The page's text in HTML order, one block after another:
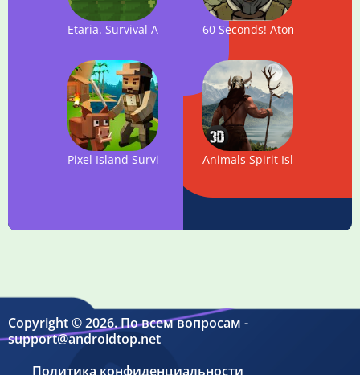
Etaria. Survival Adventure60 Seconds! Atomic
Pixel Island Survival 3D Animals Spirit Island Survival
Copyright © 2026. По всем вопросам -
support@androidtop.net
Политика конфиденциальности